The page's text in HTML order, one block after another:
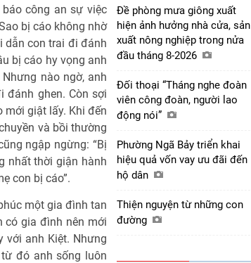
công an sự việc
bị cáo không nhờ
dẫn con trai đi đánh
bị cáo hy vọng anh
nào ngờ, anh
đánh ghen. Còn sợi
mới giật lấy. Khi đến
và bồi thường
ngập ngừng: “Bị
nhất thời giận hành
con bị cáo”.
một gia đình tan
có gia đình nên mới
với anh Kiệt. Nhưng
đó anh sống luôn
Đề phòng mưa giông xuất
hiện ảnh hưởng nhà cửa, sản
xuất nông nghiệp trong nửa
đầu tháng 8-2026
Đối thoại “Tháng nghe đoàn
viên công đoàn, người lao
động nói”
Phường Ngã Bảy triển khai
hiệu quả vốn vay ưu đãi đến
hộ dân
Thiện nguyện từ những con
đường